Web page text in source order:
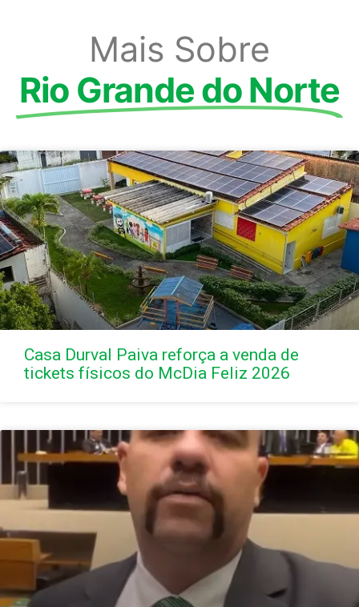
Mais Sobre
Rio Grande do Norte
Casa Durval Paiva reforça a venda de
tickets físicos do McDia Feliz 2026